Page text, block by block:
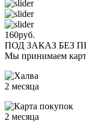
160руб.
ПОД ЗАКАЗ БЕЗ
Мы принимаем
2 месяца
2 месяца